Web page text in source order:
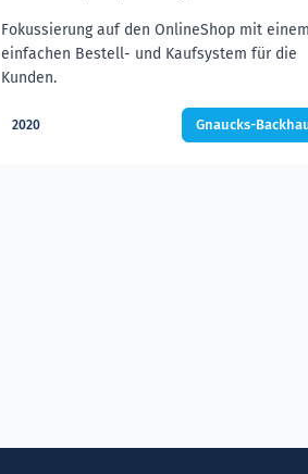
Fokussierung auf den OnlineShop mit einem
einfachen Bestell- und Kaufsystem für die
Kunden.
2020 Gnaucks-